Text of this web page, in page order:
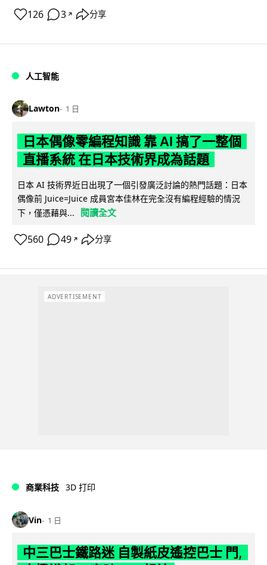
126 3 ↗ 分享
人工智能
Lawton 1 日
日本偶像零編程知識 靠 AI 搞了一整個
直播系統 在日本技術界成為話題
日本 AI 技術界近日出現了一個引發廣泛討論的熱門話題：日本
偶像前 Juice=Juice 成員宮本佳林在完全沒有編程經驗的情況
下，僅憑藉與...
閱讀全文
560 49 ↗ 分享
ADVERTISEMENT
商業科技 3D 打印
Vin 1 日
中三巴士鐵路迷 自製紙皮遙控巴士 門,